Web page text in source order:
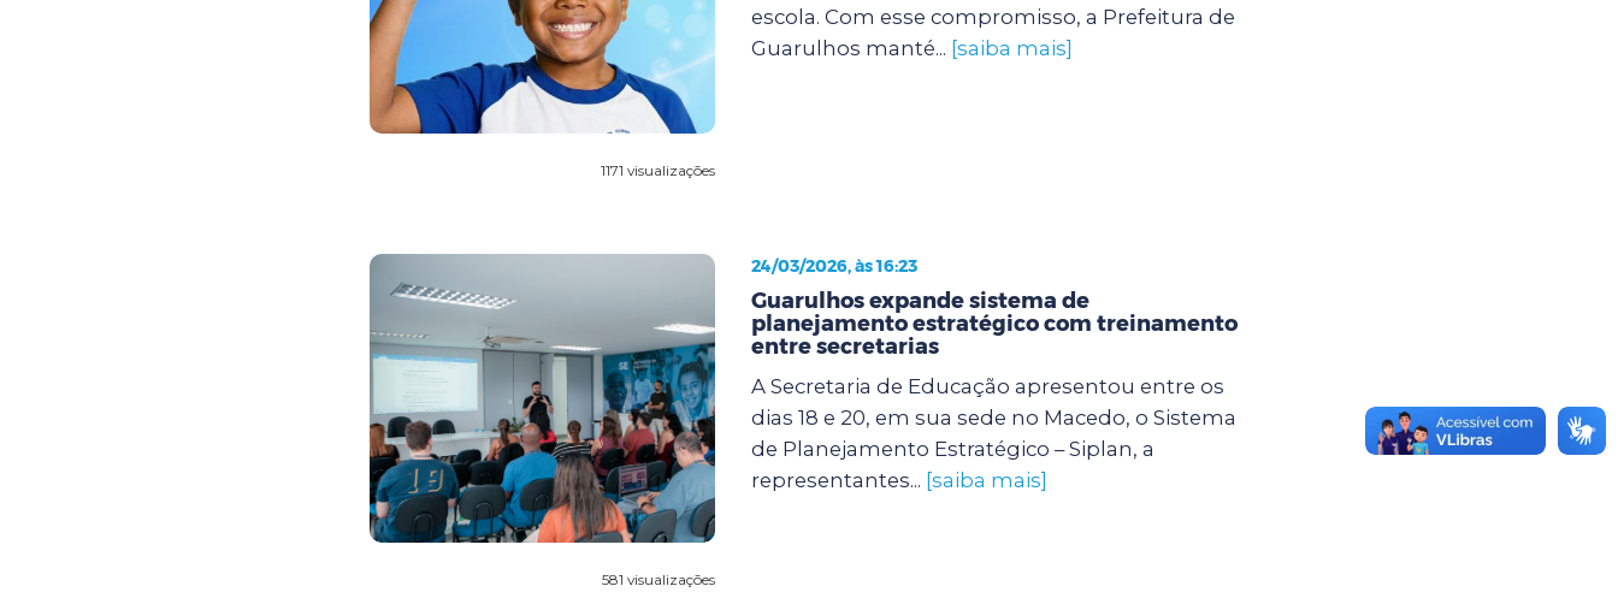
1171 visualizações
escola. Com esse compromisso, a Prefeitura de
Guarulhos manté... [saiba mais]
581 visualizações
24/03/2026, às 16:23
Guarulhos expande sistema de
planejamento estratégico com treinamento
entre secretarias
A Secretaria de Educação apresentou entre os
dias 18 e 20, em sua sede no Macedo, o Sistema
de Planejamento Estratégico – Siplan, a
representantes... [saiba mais]